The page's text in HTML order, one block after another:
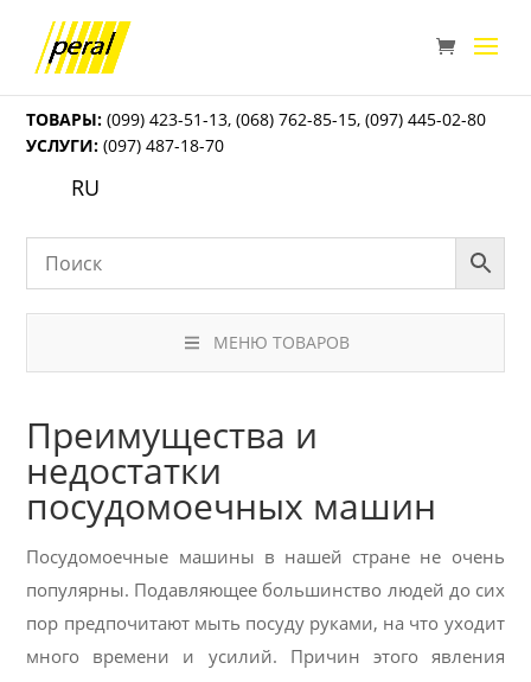
ТОВАРЫ: (099) 423-51-13,(068) 762-85-15,(097) 445-02-80
УСЛУГИ: (097) 487-18-70
RU
МЕНЮ ТОВАРОВ
Преимущества и
недостатки
посудомоечных машин
Посудомоечные машины в нашей стране не очень
популярны. Подавляющее большинство людей до сих
пор предпочитают мыть посуду руками, на что уходит
много времени и усилий. Причин этого явления